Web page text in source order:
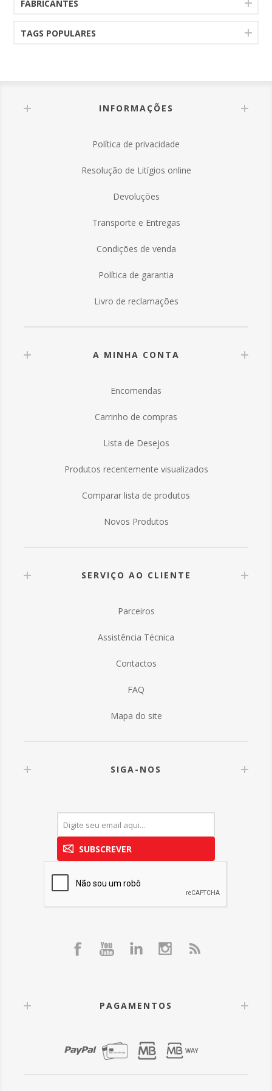
FABRICANTES
TAGS POPULARES
INFORMAÇÕES
Política de privacidade
Resolução de Litígios online
Devoluções
Transporte e Entregas
Condições de venda
Política de garantia
Livro de reclamações
A MINHA CONTA
Encomendas
Carrinho de compras
Lista de Desejos
Produtos recentemente visualizados
Comparar lista de produtos
Novos Produtos
SERVIÇO AO CLIENTE
Parceiros
Assistência Técnica
Contactos
FAQ
Mapa do site
SIGA-NOS
SUBSCREVER
PAGAMENTOS